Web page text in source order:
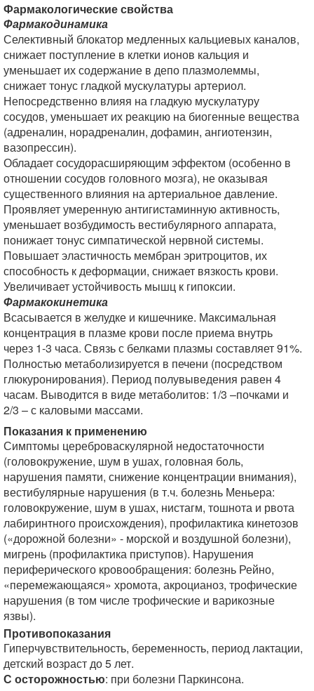
Фармакологические свойства
Фармакодинамика
Селективный блокатор медленных кальциевых каналов,
снижает поступление в клетки ионов кальция и
уменьшает их содержание в депо плазмолеммы,
снижает тонус гладкой мускулатуры артериол.
Непосредственно влияя на гладкую мускулатуру
сосудов, уменьшает их реакцию на биогенные вещества
(адреналин, норадреналин, дофамин, ангиотензин,
вазопрессин).
Обладает сосудорасширяющим эффектом (особенно в
отношении сосудов головного мозга), не оказывая
существенного влияния на артериальное давление.
Проявляет умеренную антигистаминную активность,
уменьшает возбудимость вестибулярного аппарата,
понижает тонус симпатической нервной системы.
Повышает эластичность мембран эритроцитов, их
способность к деформации, снижает вязкость крови.
Увеличивает устойчивость мышц к гипоксии.
Фармакокинетика
Всасывается в желудке и кишечнике. Максимальная
концентрация в плазме крови после приема внутрь
через 1-3 часа. Связь с белками плазмы составляет 91%.
Полностью метаболизируется в печени (посредством
глюкуронирования). Период полувыведения равен 4
часам. Выводится в виде метаболитов: 1/3 –почками и
2/3 – с каловыми массами.
Показания к применению
Симптомы цереброваскулярной недостаточности
(головокружение, шум в ушах, головная боль,
нарушения памяти, снижение концентрации внимания),
вестибулярные нарушения (в т.ч. болезнь Меньера:
головокружение, шум в ушах, нистагм, тошнота и рвота
лабиринтного происхождения), профилактика кинетозов
(«дорожной болезни» - морской и воздушной болезни),
мигрень (профилактика приступов). Нарушения
периферического кровообращения: болезнь Рейно,
«перемежающаяся» хромота, акроцианоз, трофические
нарушения (в том числе трофические и варикозные
язвы).
Противопоказания
Гиперчувствительность, беременность, период лактации,
детский возраст до 5 лет.
С осторожностью: при болезни Паркинсона.